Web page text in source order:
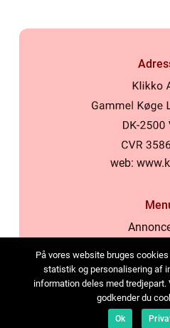
web:
På vores website bruges
statistik og personalisering af
information deles med
godkender du
Ok